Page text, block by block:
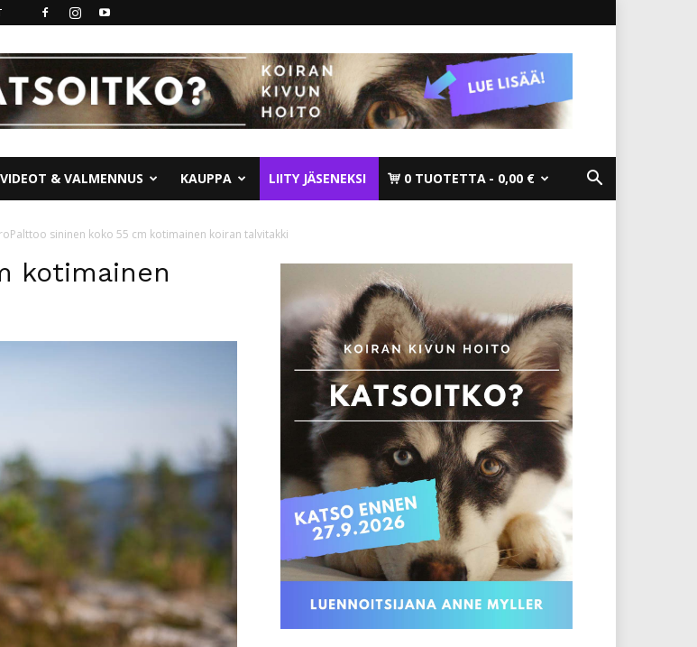
VIDEOT & VALMENNUS KAUPPA LIITY JÄSENEKSI 0 TUOTETTA 0,00 €
sininen koko 55 cm kotimainen koiran talvitakki
kotimainen